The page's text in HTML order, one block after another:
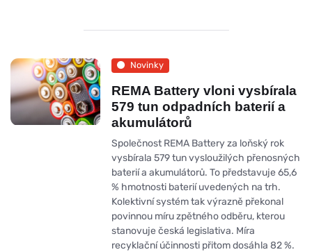
Novinky
REMA Battery vloni vysbírala
579 tun odpadních baterií a
akumulátorů
Společnost REMA Battery za loňský rok
vysbírala 579 tun vysloužilých přenosných
baterií a akumulátorů. To představuje 65,6
% hmotnosti baterií uvedených na trh.
Kolektivní systém tak výrazně překonal
povinnou míru zpětného odběru, kterou
stanovuje česká legislativa. Míra
recyklační účinnosti přitom dosáhla 82 %.